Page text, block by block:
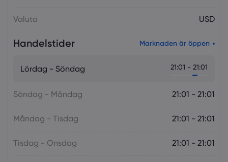
Valuta USD
Handelstider Marknaden är öppen
Lördag - Söndag 21:01 - 21:01
Söndag - Måndag 21:01 - 21:01
Måndag - Tisdag 21:01 - 21:01
Tisdag - Onsdag 21:01 - 21:01